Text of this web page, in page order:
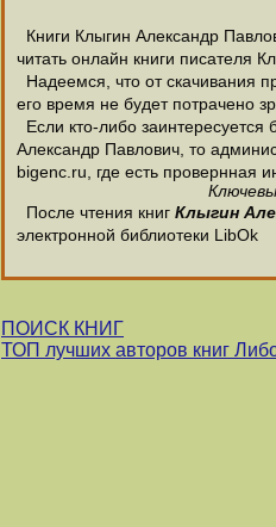
Книги Клыгин Александр
читать онлайн книги писателя
Надеемся, что от скачивания
его время не будет потрачено
Если кто-либо
Александр Павлович, то
bigenc.ru, где есть провернная
После чтения книг Клыгин
электронной библиотеки LibOk
ПОИСК КНИГ
ТОП лучших авторов книг